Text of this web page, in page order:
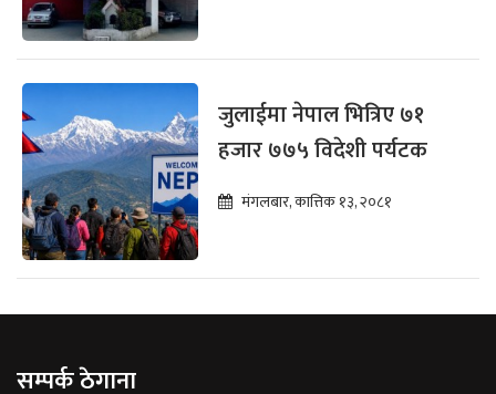
जुलाईमा नेपाल भित्रिए ७१
हजार ७७५ विदेशी पर्यटक
मंगलबार, कात्तिक १३, २०८१
सम्पर्क ठेगाना